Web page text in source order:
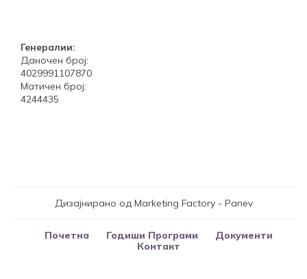
Генералии:
Даночен број:
4029991107870
Матичен број:
4244435
Дизајнирано од Marketing Factory - Panev
Почетна Годиши Програми
Документи
Контакт